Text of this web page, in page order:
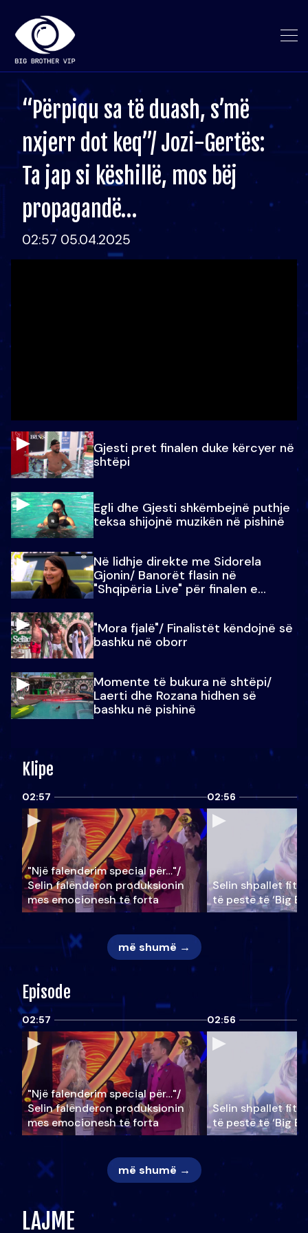
“Përpiqu sa të duash, s’më
nxjerr dot keq”/ Jozi-Gertës:
Ta jap si këshillë, mos bëj
propagandë…
02:57 05.04.2025
Gjesti pret finalen duke kërcyer në
shtëpi
Egli dhe Gjesti shkëmbejnë puthje
teksa shijojnë muzikën në pishinë
Në lidhje direkte me Sidorela
Gjonin/ Banorët flasin në
"Shqipëria Live" për finalen e
"Mora fjalë"/ Finalistët këndojnë së
bashku në oborr
Momente të bukura në shtëpi/
Laerti dhe Rozana hidhen së
bashku në pishinë
Klipe
02:57
"Një falenderim special për…"/
Selin falënderon produksionin
mes emocionesh të forta
02:56
Selin shpallet
të pestë të ‘Big
më shumë →
Episode
02:57
"Një falenderim special për…"/
Selin falënderon produksionin
mes emocionesh të forta
02:56
Selin shpallet
të pestë të ‘Big
më shumë →
LAJME